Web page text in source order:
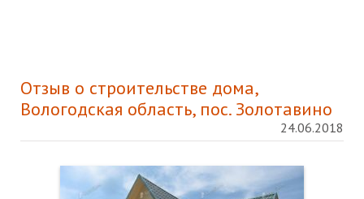
Отзыв о строительстве дома,
Вологодская область, пос. Золотавино
24.06.2018